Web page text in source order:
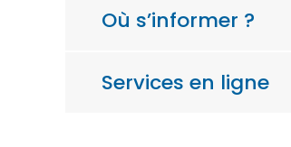
Où s’informer ?
Services en ligne